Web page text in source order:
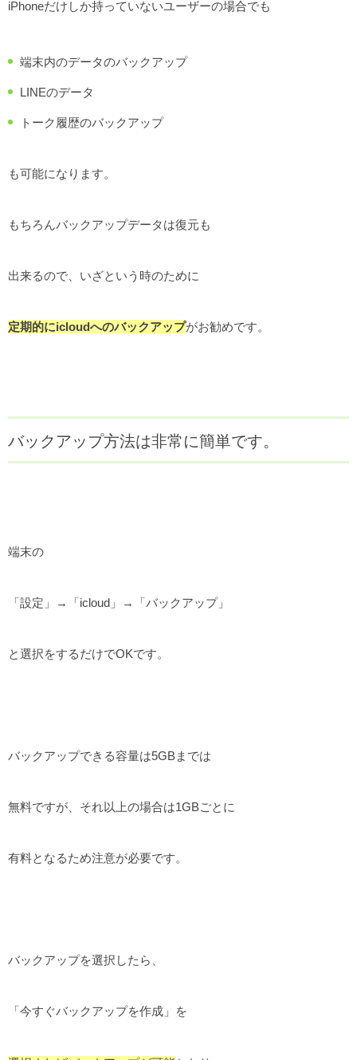
iPhoneだけしか持っていないユーザーの場合でも
端末内のデータのバックアップ
LINEのデータ
トーク履歴のバックアップ
も可能になります。
もちろんバックアップデータは復元も
出来るので、いざという時のために
定期的にicloudへのバックアップがお勧めです。
バックアップ方法は非常に簡単です。
端末の
「設定」→「icloud」→「バックアップ」
と選択をするだけでOKです。
バックアップできる容量は5GBまでは
無料ですが、それ以上の場合は1GBごとに
有料となるため注意が必要です。
バックアップを選択したら、
「今すぐバックアップを作成」を